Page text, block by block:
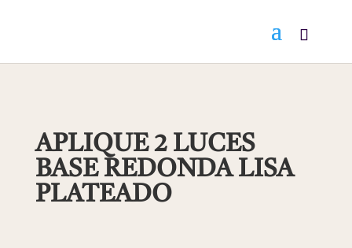
APLIQUE 2 LUCES
BASE REDONDA LISA
PLATEADO